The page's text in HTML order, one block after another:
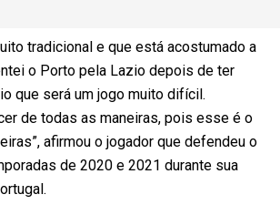
tradicional e que está acostumado a
o Porto pela Lazio depois de ter
que será um jogo muito difícil.
de todas as maneiras, pois esse é o
afirmou o jogador que defendeu o
de 2020 e 2021 durante sua